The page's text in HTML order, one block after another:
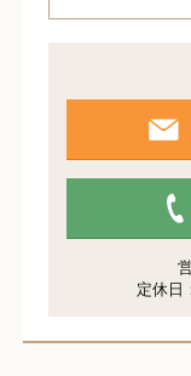
定休日